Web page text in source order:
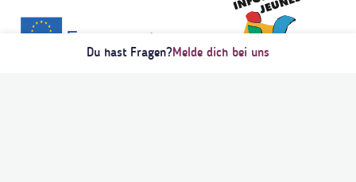
Du hast Fragen?Melde dich bei uns